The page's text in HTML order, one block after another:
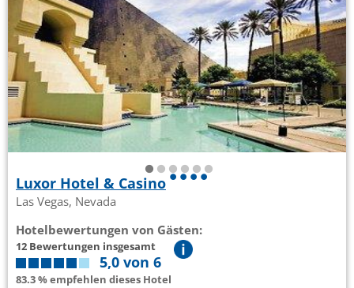
Luxor Hotel & Casino
Las Vegas, Nevada
Hotelbewertungen von Gästen:
12 Bewertungen insgesamt
5,0 von 6
83.3 % empfehlen dieses Hotel